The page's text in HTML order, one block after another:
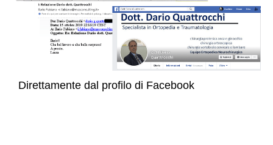
Direttamente dal profilo di Facebook